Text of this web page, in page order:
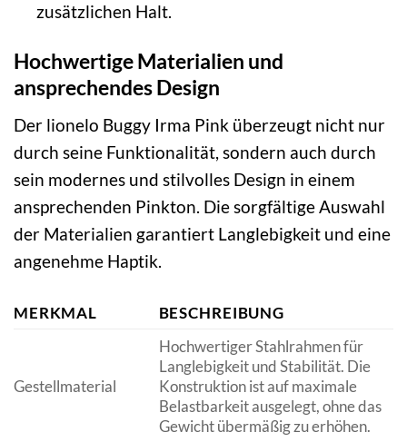
zusätzlichen Halt.
Hochwertige Materialien und
ansprechendes Design
Der lionelo Buggy Irma Pink überzeugt nicht nur
durch seine Funktionalität, sondern auch durch
sein modernes und stilvolles Design in einem
ansprechenden Pinkton. Die sorgfältige Auswahl
der Materialien garantiert Langlebigkeit und eine
angenehme Haptik.
MERKMAL BESCHREIBUNG
Gestellmaterial
Hochwertiger Stahlrahmen für
Langlebigkeit und Stabilität. Die
Konstruktion ist auf maximale
Belastbarkeit ausgelegt, ohne das
Gewicht übermäßig zu erhöhen.